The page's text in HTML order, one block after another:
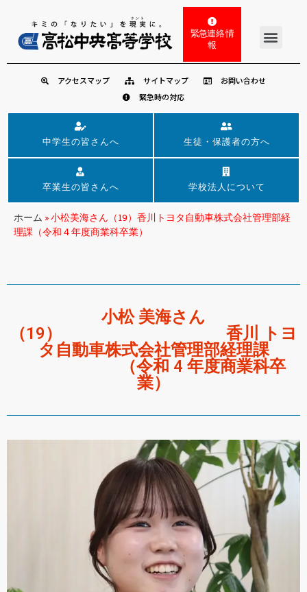
緊急連絡 情
報
アクセスマップ サイトマップ
お問い合わせ
緊急時の対応
中学生の皆さんへ 生徒・保護者の方へ
卒業生の皆さんへ 学校法人について
ホーム »小松美海さん（19）香川トヨタ自動車株式会社管理部経
理課（令和４年度商業科卒業）
小松 美海さん
（19） 香川 トヨ
タ自動車株式会社管理部経理課
（令和 4 年度商業科卒
業）